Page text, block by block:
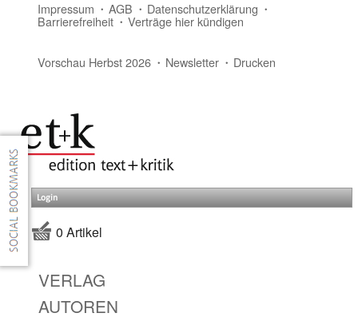
Impressum AGB Datenschutzerklärung
Barrierefreiheit Verträge hier kündigen
Vorschau Herbst 2026 Newsletter Drucken
Login
0 Artikel
VERLAG
AUTOREN